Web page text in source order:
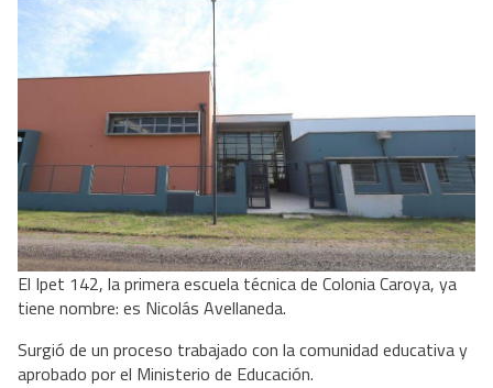
El Ipet 142, la primera escuela técnica de Colonia Caroya, ya
tiene nombre: es Nicolás Avellaneda.
Surgió de un proceso trabajado con la comunidad educativa y
aprobado por el Ministerio de Educación.